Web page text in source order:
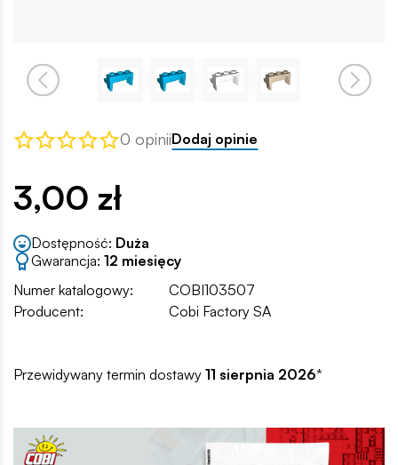
0 opiniiDodaj opinie
3,00 zł
Dostępność: Duża
Gwarancja: 12 miesięcy
Numer katalogowy:
COBI103507
Producent:
Cobi Factory SA
Przewidywany termin dostawy 11 sierpnia 2026*